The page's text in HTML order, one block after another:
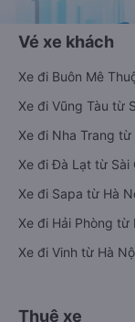
Vé xe khách
Xe đi Buôn Mê
Xe đi Vũng Tàu từ
Xe đi Nha Trang từ
Xe đi Đà Lạt từ Sài
Xe đi Sapa từ Hà
Xe đi Hải Phòng từ
Xe đi Vinh từ Hà
Thuê xe